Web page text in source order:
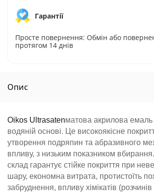
Гарантії
Просте повернення: Обмін або
протягом 14 днів
Опис
Oikos Ultrasatenматова акрилова емаль
водяній основі. Це високоякісне
утворення подряпин та абразивного
впливу, з низьким показником
склад гарантує стійке покриття при
шару, економна витрата, протистоїть
забруднення, впливу хімікатів (розчинів